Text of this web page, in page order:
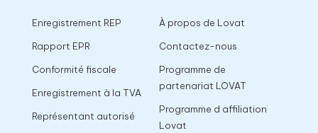
Enregistrement REP
Rapport EPR
Conformité fiscale
Enregistrement à la TVA
Représentant autorisé
À propos de Lovat
Contactez-nous
Programme de
partenariat LOVAT
Programme d affiliation
Lovat